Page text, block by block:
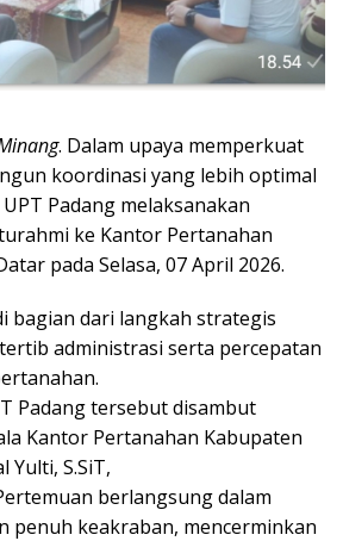
. Dalam upaya memperkuat
koordinasi yang lebih optimal
Padang melaksanakan
ke Kantor Pertanahan
pada Selasa, 07 April 2026.
bagian dari langkah strategis
administrasi serta percepatan
Padang tersebut disambut
Kantor Pertanahan Kabupaten
Yulti, S.SiT,
berlangsung dalam
penuh keakraban, mencerminkan